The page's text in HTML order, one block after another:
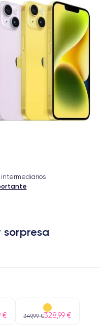
intermediarios
sorpresa
€ 349,99 €328,99 €